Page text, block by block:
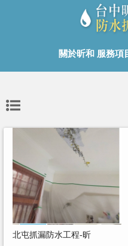
關於昕和 服務項
北屯抓漏防水工程-昕